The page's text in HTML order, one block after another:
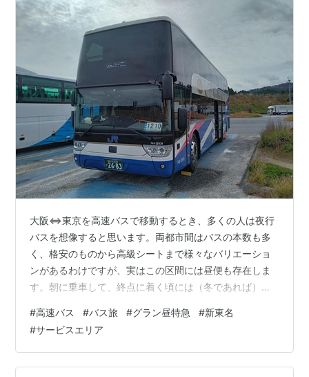
大阪⇔東京を高速バスで移動するとき、多くの人は夜行
バスを想像すると思います。両都市間はバスの本数も多
く、格安のものから高級シートまで様々なバリエーショ
ンがあるわけですが、実はこの区間には昼便も存在しま
す。朝に乗車して、終点に着く頃には（冬であれば）真
ひお楽しみください。 昼行バスの代表格、グラン昼特急
地下鉄・モノレール・新幹線と並走 忍者ワールド・甲南
PA 足湯もジビエも…道の駅もっくる新城 駿河湾、富士
山、幻のバス停…最後の東名区間まで見どころいっぱい
#高速バス #バス旅 #グラン昼特急 #新東名
#サービスエリア